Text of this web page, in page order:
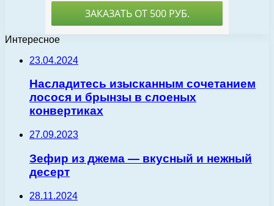
Интересное
23.04.2024
Насладитесь изысканным сочетанием
лосося и брынзы в слоеных
конвертиках
27.09.2023
Зефир из джема — вкусный и нежный
десерт
28.11.2024